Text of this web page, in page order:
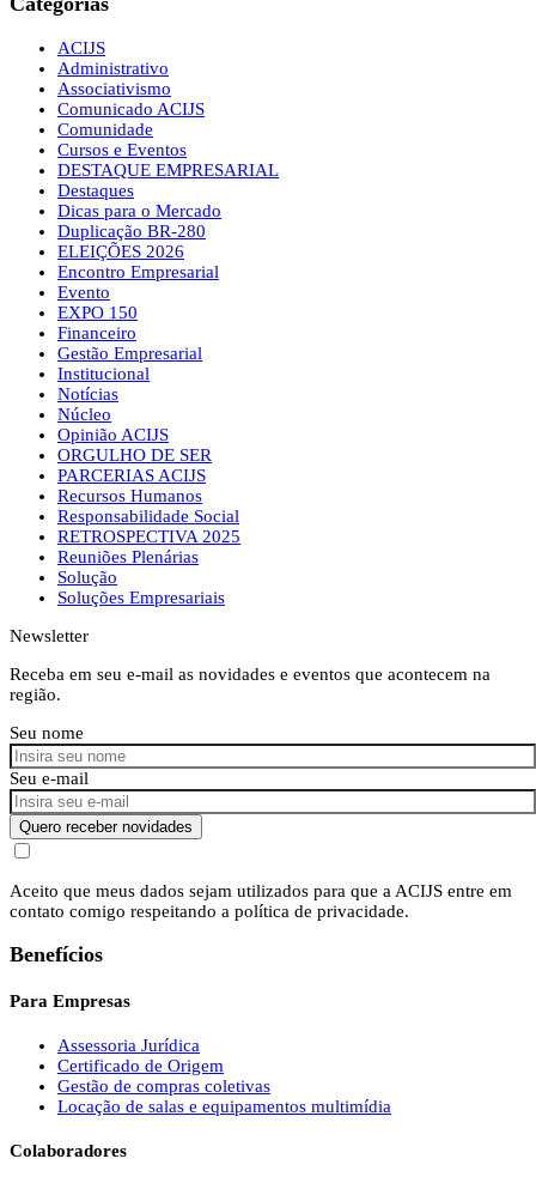
ACIJS
Administrativo
Associativismo
Comunicado ACIJS
Comunidade
Cursos e Eventos
DESTAQUE EMPRESARIAL
Destaques
Dicas para o Mercado
Duplicação BR-280
ELEIÇÕES 2026
Encontro Empresarial
Evento
EXPO 150
Financeiro
Gestão Empresarial
Institucional
Notícias
Núcleo
Opinião ACIJS
ORGULHO DE SER
PARCERIAS ACIJS
Recursos Humanos
Responsabilidade Social
RETROSPECTIVA 2025
Reuniões Plenárias
Solução
Soluções Empresariais
Newsletter
Receba em seu e-mail as novidades e eventos que acontecem na
região.
Seu nome
Seu e-mail
Quero receber novidades
Aceito que meus dados sejam utilizados para que a ACIJS entre em
contato comigo respeitando a política de privacidade.
Benefícios
Para Empresas
Assessoria Jurídica
Certificado de Origem
Gestão de compras coletivas
Locação de salas e equipamentos multimídia
Colaboradores